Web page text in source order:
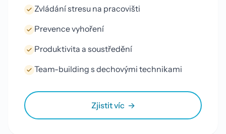
Zvládání stresu na pracovišti
Prevence vyhoření
Produktivita a soustředění
Team-building s dechovými technikami
Zjistit víc